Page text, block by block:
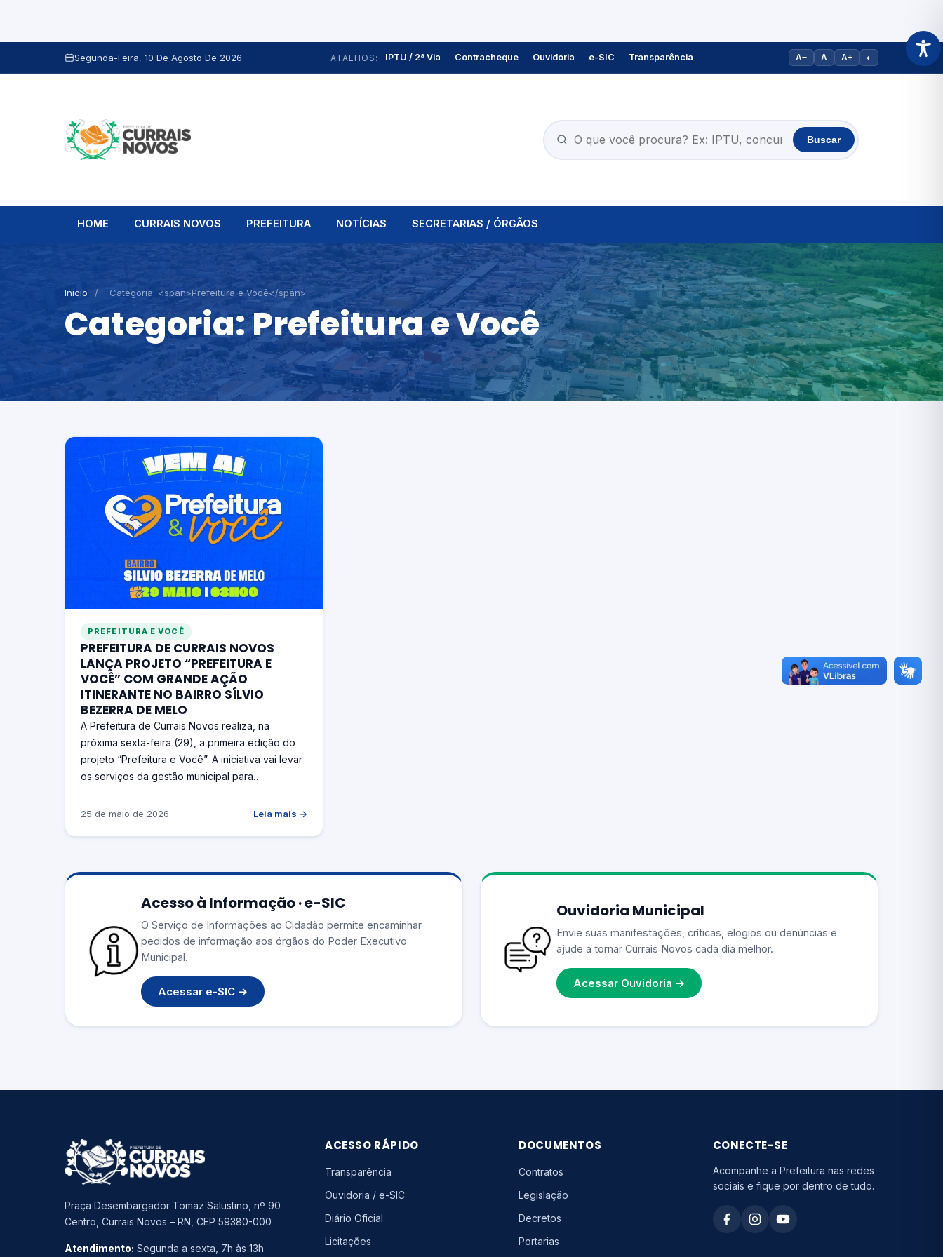
Segunda-Feira, 10 De Agosto De 2026 ATALHOS: IPTU / 2ª Via Contracheque Ouvidoria e-SIC Transparência A− A A+ ◐
Buscar
HOME CURRAIS NOVOS PREFEITURA NOTÍCIAS SECRETARIAS / ÓRGÃOS
Início / Categoria: <span>Prefeitura e Você</span>
Categoria:Prefeitura e Você
PREFEITURA E VOCÊ
PREFEITURA DE CURRAIS NOVOS
LANÇA PROJETO “PREFEITURA E
VOCÊ” COM GRANDE AÇÃO
ITINERANTE NO BAIRRO SÍLVIO
BEZERRA DE MELO
A Prefeitura de Currais Novos realiza, na
próxima sexta-feira (29), a primeira edição do
projeto “Prefeitura e Você”. A iniciativa vai levar
os serviços da gestão municipal para…
25 de maio de 2026 Leia mais →
Acesso à Informação · e-SIC
O Serviço de Informações ao Cidadão permite encaminhar
pedidos de informação aos órgãos do Poder Executivo
Municipal.
Acessar e-SIC →
Ouvidoria Municipal
Envie suas manifestações, críticas, elogios ou denúncias e
ajude a tornar Currais Novos cada dia melhor.
Acessar Ouvidoria →
Praça Desembargador Tomaz Salustino, nº 90
Centro, Currais Novos – RN, CEP 59380-000
Atendimento: Segunda a sexta, 7h às 13h
ACESSO RÁPIDO
Transparência
Ouvidoria / e-SIC
Diário Oficial
Licitações
DOCUMENTOS
Contratos
Legislação
Decretos
Portarias
CONECTE-SE
Acompanhe a Prefeitura nas redes
sociais e fique por dentro de tudo.